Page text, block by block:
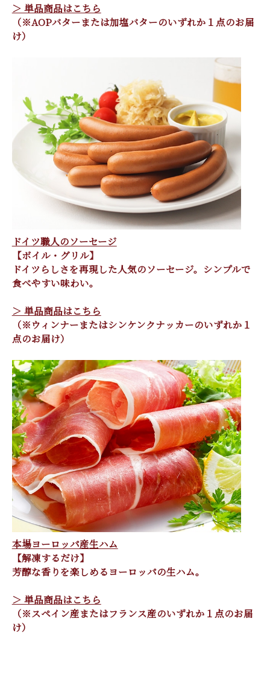
＞ 単品商品はこちら
（※AOPバターまたは加塩バターのいずれか１点のお届
け）
ドイツ職人のソーセージ
【ボイル・グリル】
ドイツらしさを再現した人気のソーセージ。シンプルで
食べやすい味わい。
＞ 単品商品はこちら
（※ウィンナーまたはシンケンクナッカーのいずれか１
点のお届け）
本場ヨーロッパ産生ハム
【解凍するだけ】
芳醇な香りを楽しめるヨーロッパの生ハム。
＞ 単品商品はこちら
（※スペイン産またはフランス産のいずれか１点のお届
け）